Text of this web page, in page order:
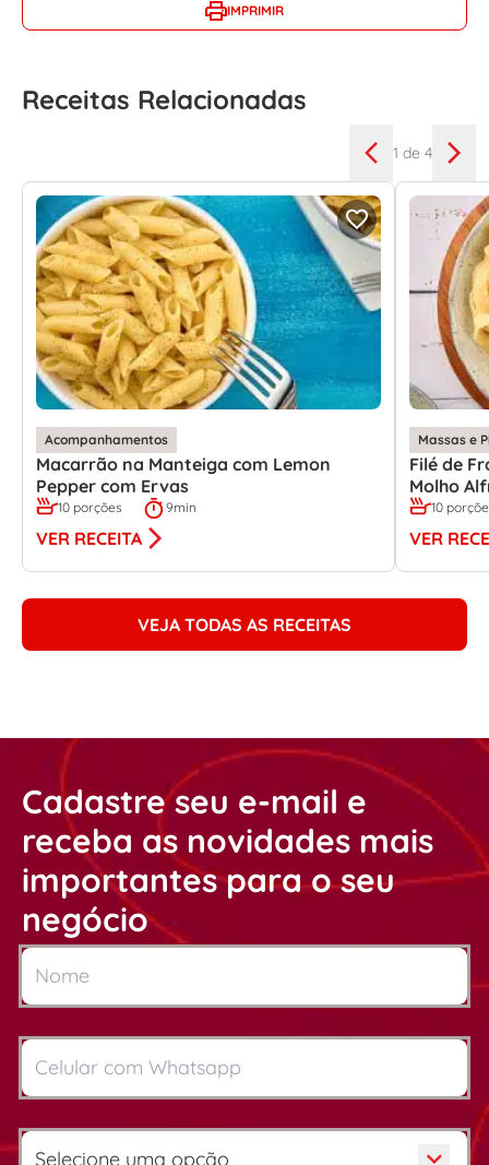
IMPRIMIR
Receitas Relacionadas
1 de 4
Acompanhamentos
Macarrão na Manteiga com Lemon
Pepper com Ervas
10 porções 9min
VER RECEITA
Massas e
Filé de
Molho
10
VER
VEJA TODAS AS RECEITAS
Cadastre seu e-mail e
receba as novidades mais
importantes para o seu
negócio